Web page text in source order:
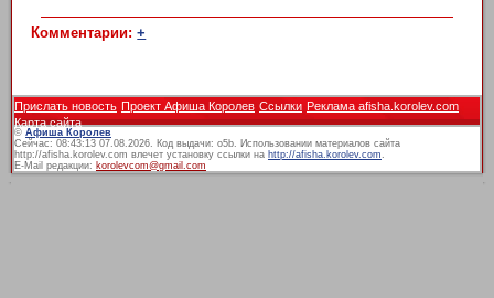
Комментарии:+
Прислать новость Проект Афиша Королев Ссылки Реклама afisha.korolev.com
Карта сайта
© Афиша Королев
Сейчас: 08:43:13 07.08.2026. Код выдачи: o5b. Использовании материалов сайта
http://afisha.korolev.com влечет установку ссылки на http://afisha.korolev.com.
E-Mail редакции: korolevcom@gmail.com